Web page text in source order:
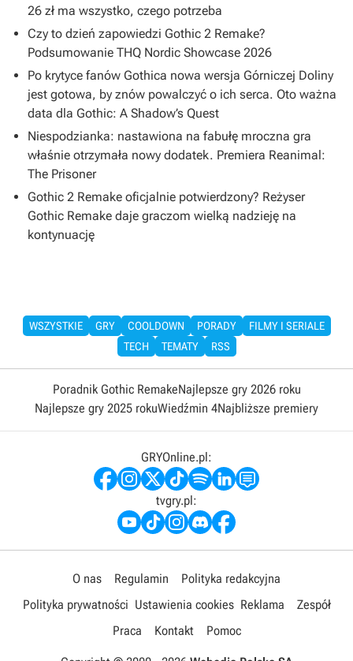
26 zł ma wszystko, czego potrzeba
Czy to dzień zapowiedzi Gothic 2 Remake?
Podsumowanie THQ Nordic Showcase 2026
Po krytyce fanów Gothica nowa wersja Górniczej Doliny
jest gotowa, by znów powalczyć o ich serca. Oto ważna
data dla Gothic: A Shadow’s Quest
Niespodzianka: nastawiona na fabułę mroczna gra
właśnie otrzymała nowy dodatek. Premiera Reanimal:
The Prisoner
Gothic 2 Remake oficjalnie potwierdzony? Reżyser
Gothic Remake daje graczom wielką nadzieję na
kontynuację
WSZYSTKIE GRY COOLDOWN PORADY
FILMY I SERIALE
TECH
TEMATY RSS
Poradnik Gothic RemakeNajlepsze gry 2026 roku
Najlepsze gry 2025 rokuWiedźmin 4Najbliższe premiery
GRYOnline.pl:
tvgry.pl:
O nas Regulamin
Polityka redakcyjna
Polityka prywatności Ustawienia cookies Reklama
Zespół
Praca
Kontakt Pomoc